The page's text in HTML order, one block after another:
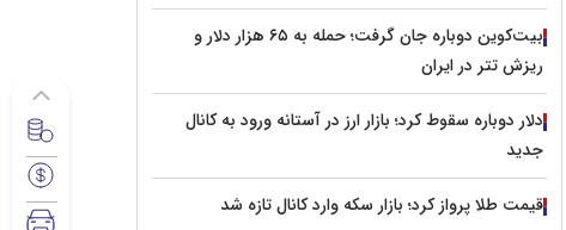
بیت‌کوین دوباره جان گرفت؛ حمله به ۶۵ هزار دلار و
ریزش تتر در ایران
دلار دوباره سقوط کرد؛ بازار ارز در آستانه ورود به کانال
جدید
قیمت طلا پرواز کرد؛ بازار سکه وارد کانال تازه شد